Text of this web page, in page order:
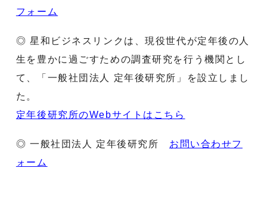
フォーム
◎ 星和ビジネスリンクは、現役世代が定年後の人
生を豊かに過ごすための調査研究を行う機関とし
て、「一般社団法人 定年後研究所」を設立しまし
た。
定年後研究所のWebサイトはこちら
◎ 一般社団法人 定年後研究所 お問い合わせフ
ォーム